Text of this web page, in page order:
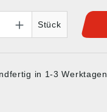
Stück
in 1-3 Werktagen